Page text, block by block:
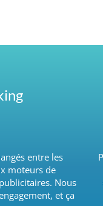
entre les
moteurs de
Nous
et ça